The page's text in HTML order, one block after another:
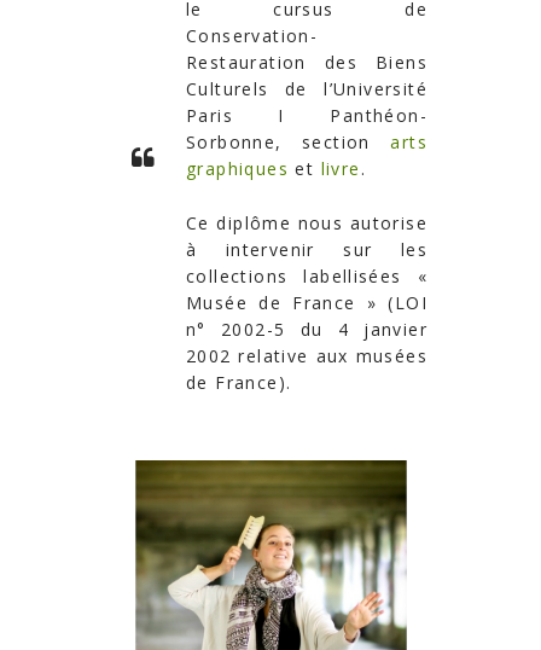
le cursus de
Conservation-
Restauration des Biens
Culturels
de l’Université
Paris I Panthéon-
Sorbonne, sectionarts
graphiques et livre .
Ce diplôme nous autorise
à intervenir sur les
collections labellisées «
Musée de France »(LOI
n° 2002-5 du 4 janvier
2002 relative aux musées
de France).